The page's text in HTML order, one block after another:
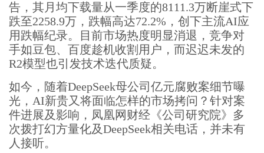
告，其月均下载量从一季度的8111.3万断崖式下
跌至2258.9万，跌幅高达72.2%，创下主流AI应
用跌幅纪录。目前市场热度明显消退，竞争对
手如豆包、百度趁机收割用户，而迟迟未发的
R2模型也引发技术迭代质疑。
如今，随着DeepSeek母公司亿元腐败案细节曝
光，AI新贵又将面临怎样的市场拷问？针对案
件进展及影响，凤凰网财经《公司研究院》多
次拨打幻方量化及DeepSeek相关电话，并未有
人接听。